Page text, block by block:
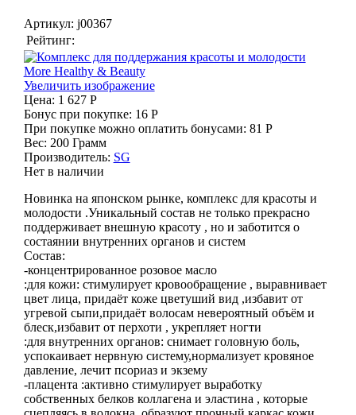
Артикул: j00367
Рейтинг:
Увеличить изображение
Цена: 1 627 Р
Бонус при покупке: 16 Р
При покупке можно оплатить бонусами: 81 Р
Вес: 200 Грамм
Производитель: SG
Нет в наличии
Новинка на японском рынке, комплекс для красоты и
молодости .Уникальный состав не только прекрасно
поддерживает внешную красоту , но и заботится о
состаянии внутренних органов и систем
Состав:
-концентрированное розовое масло
:для кожи: стимулирует кровообращение , выравнивает
цвет лица, придаёт коже цветуший вид ,избавит от
угревой сыпи,придаёт волосам невероятный объём и
блеск,избавит от перхоти , укрепляет ногти
:для внутренних органов: снимает головную боль,
успокаивает нервную систему,нормализует кровяное
давление, лечит псориаз и экзему
-плацента :активно стимулирует выработку
собственных белков коллагена и эластина , которые